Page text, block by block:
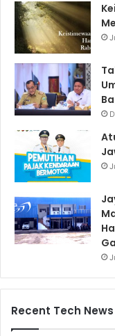
Recent Tech News